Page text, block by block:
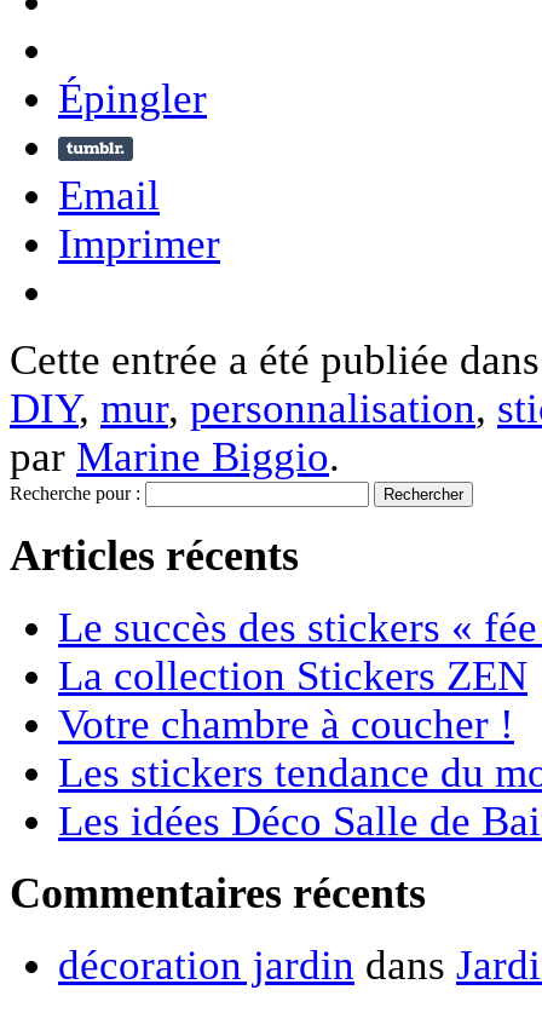
Épingler
Email
Imprimer
Cette entrée a été publiée
DIY, mur, personnalisation,
par Marine Biggio.
Recherche pour :
Articles récents
Le succès des stickers «
La collection Stickers ZEN
Votre chambre à coucher !
Les stickers tendance du
Les idées Déco Salle de
Commentaires récents
décoration jardin dans